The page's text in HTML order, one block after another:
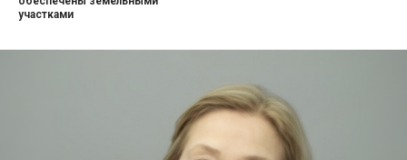
участками